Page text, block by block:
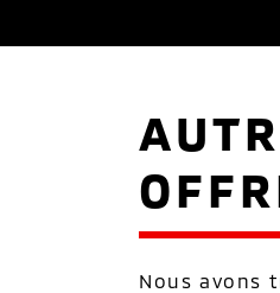
Nous avons